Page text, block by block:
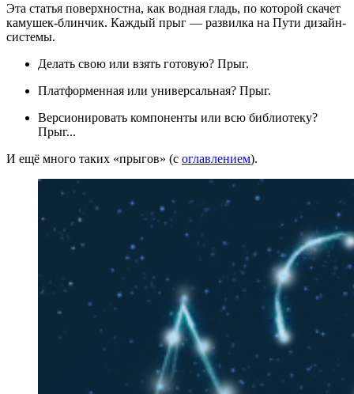
Эта статья поверхностна, как водная гладь, по которой скачет
камушек-блинчик. Каждый прыг — развилка на Пути дизайн-
системы.
Делать свою или взять готовую? Прыг.
Платформенная или универсальная? Прыг.
Версионировать компоненты или всю библиотеку?
Прыг...
И ещё много таких «прыгов» (с оглавлением).